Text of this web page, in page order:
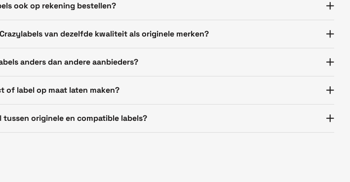
ook op rekening bestellen?
van dezelfde kwaliteit als originele merken?
anders dan andere aanbieders?
of label op maat laten maken?
tussen originele en compatible labels?